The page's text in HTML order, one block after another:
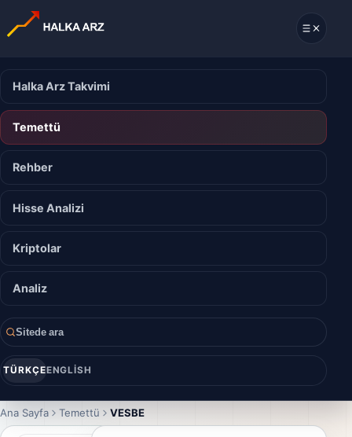
Halka Arz Takvimi
Temettü
Rehber
Hisse Analizi
Kriptolar
Analiz
Sitede ara
TÜRKÇEENGLISH
Ana Sayfa Temettü VESBE